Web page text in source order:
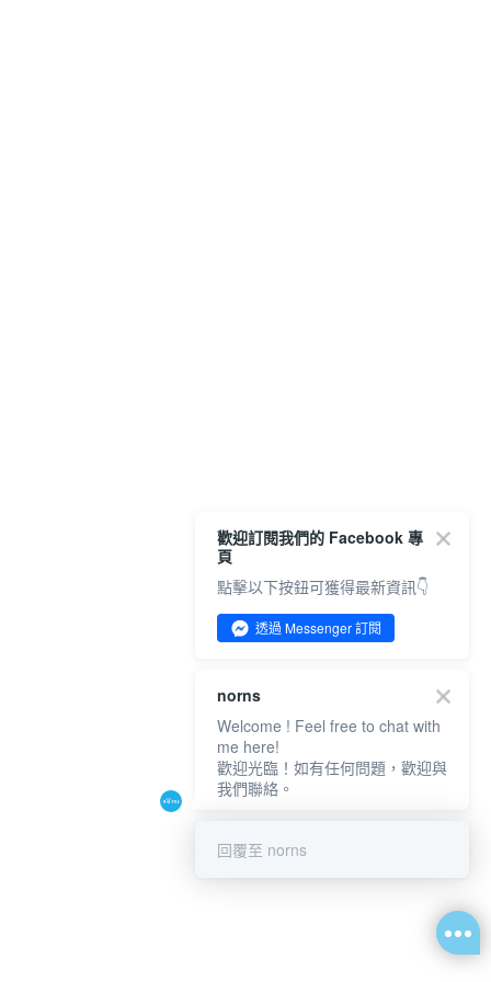
歡迎訂閱我們的 Facebook 專
頁
點擊以下按鈕可獲得最新資訊👇
透過 Messenger 訂閱
norns
Welcome ! Feel free to chat with
me here!
歡迎光臨！如有任何問題，歡迎與
我們聯絡。
回覆至 norns